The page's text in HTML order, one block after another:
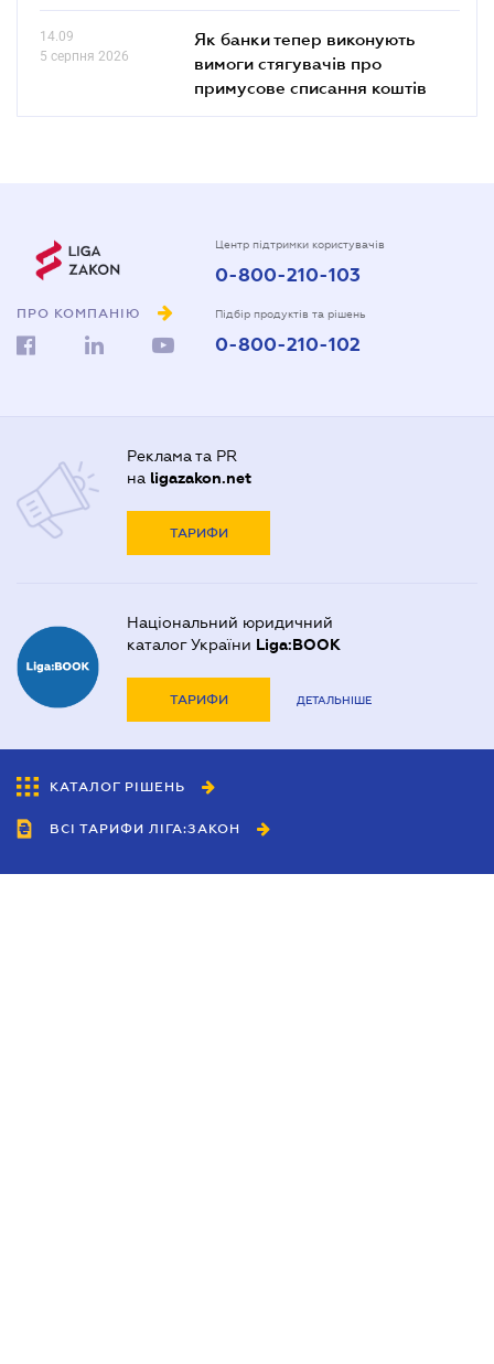
14.09
5 серпня 2026
Як банки тепер виконують
вимоги стягувачів про
примусове списання коштів
ПРО КОМПАНІЮ
Центр підтримки користувачів
0-800-210-103
Підбір продуктів та рішень
0-800-210-102
Реклама та PR
на ligazakon.net
ТАРИФИ
Національний юридичний
каталог України Liga:BOOK
ТАРИФИ ДЕТАЛЬНІШЕ
КАТАЛОГ РІШЕНЬ
ВСІ ТАРИФИ ЛІГА:ЗАКОН